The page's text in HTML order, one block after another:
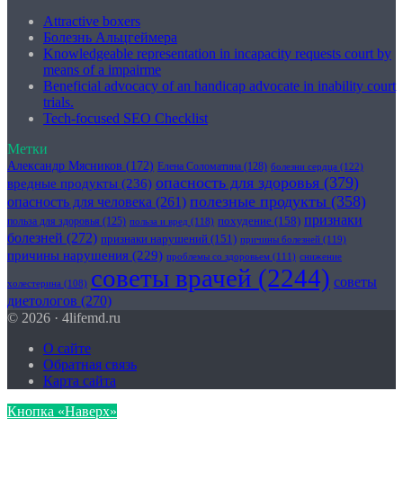
Attractive boxers
Болезнь Альцгеймера
Knowledgeable representation in incapacity requests court by
means of a impairme
Beneficial advocacy of an handicap advocate in inability court
trials.
Tech-focused SEO Checklist
Метки
Александр Мясников (172) Елена Соломатина (128) болезни сердца (122)
вредные продукты (236) опасность для здоровья (379)
опасность для человека (261) полезные продукты (358)
польза для здоровья (125) польза и вред (118) похудение (158) признаки
болезней (272) признаки нарушений (151) причины болезней (119)
причины нарушения (229) проблемы со здоровьем (111) снижение
холестерина (108) советы врачей (2244) советы
диетологов (270)
© 2026 · 4lifemd.ru
О сайте
Обратная связь
Карта сайта
Кнопка «Наверх»